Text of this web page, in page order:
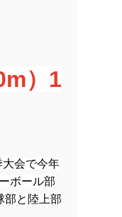
）1
会で今年
ボール部
部と陸上部